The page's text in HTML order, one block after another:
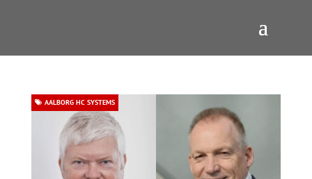
AALBORG HC SYSTEMS